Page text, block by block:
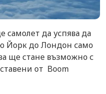
самолет да успява да
Йорк до Лондон само
ще стане възможно с
от Boom